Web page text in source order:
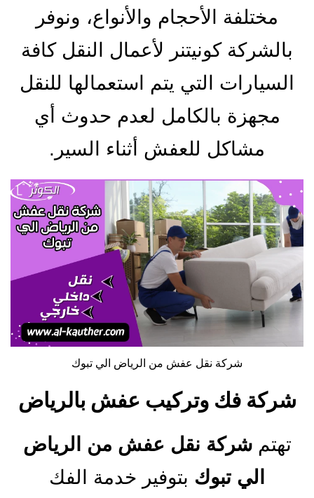
مختلفة الأحجام والأنواع، ونوفر
بالشركة كونيتنر لأعمال النقل كافة
السيارات التي يتم استعمالها للنقل
مجهزة بالكامل لعدم حدوث أي
مشاكل للعفش أثناء السير.
شركة نقل عفش من الرياض الي تبوك
شركة فك وتركيب عفش بالرياض
تهتمشركة نقل عفش من الرياض
الي تبوك بتوفير خدمة الفك